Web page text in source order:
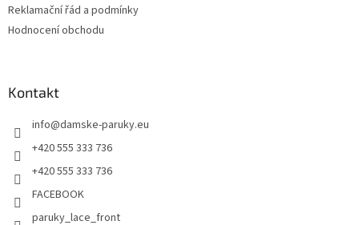
Reklamační řád a podmínky
Hodnocení obchodu
Kontakt
info@damske-paruky.eu
+420 555 333 736
+420 555 333 736
FACEBOOK
paruky_lace_front